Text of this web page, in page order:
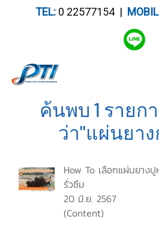
TEL:0 22577154 |
ค้นพบ 1 รายก
ว่า"แผ่นยา
How To เลือกแผ่นยาง
รั่วซึม
20 มิ.ย. 2567
(Content)